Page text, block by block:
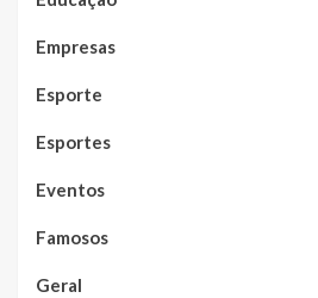
Empresas
Esporte
Esportes
Eventos
Famosos
Geral